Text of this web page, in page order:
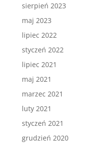
sierpień 2023
maj 2023
lipiec 2022
styczeń 2022
lipiec 2021
maj 2021
marzec 2021
luty 2021
styczeń 2021
grudzień 2020